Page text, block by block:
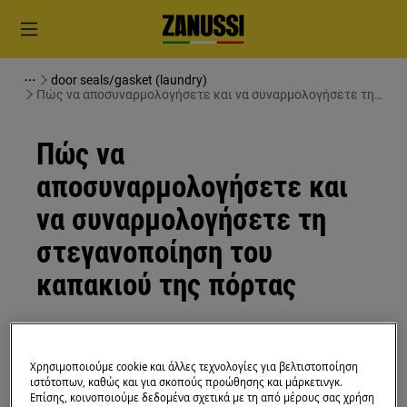
door seals/gasket (laundry)
Πώς να αποσυναρμολογήσετε και να συναρμολογήσετε τη
Πώς να
αποσυναρμολογήσετε και
να συναρμολογήσετε τη
στεγανοποίηση του
καπακιού της πόρτας
Πριν από οποιαδήποτε λειτουργία συντήρησης,
απενεργοποιήστε τη συσκευή και αποσυνδέστε το
Χρησιμοποιούμε cookie και άλλες τεχνολογίες για βελτιστοποίηση
ιστότοπων, καθώς και για σκοπούς προώθησης και μάρκετινγκ.
Επίσης, κοινοποιούμε δεδομένα σχετικά με τη από μέρους σας χρήση